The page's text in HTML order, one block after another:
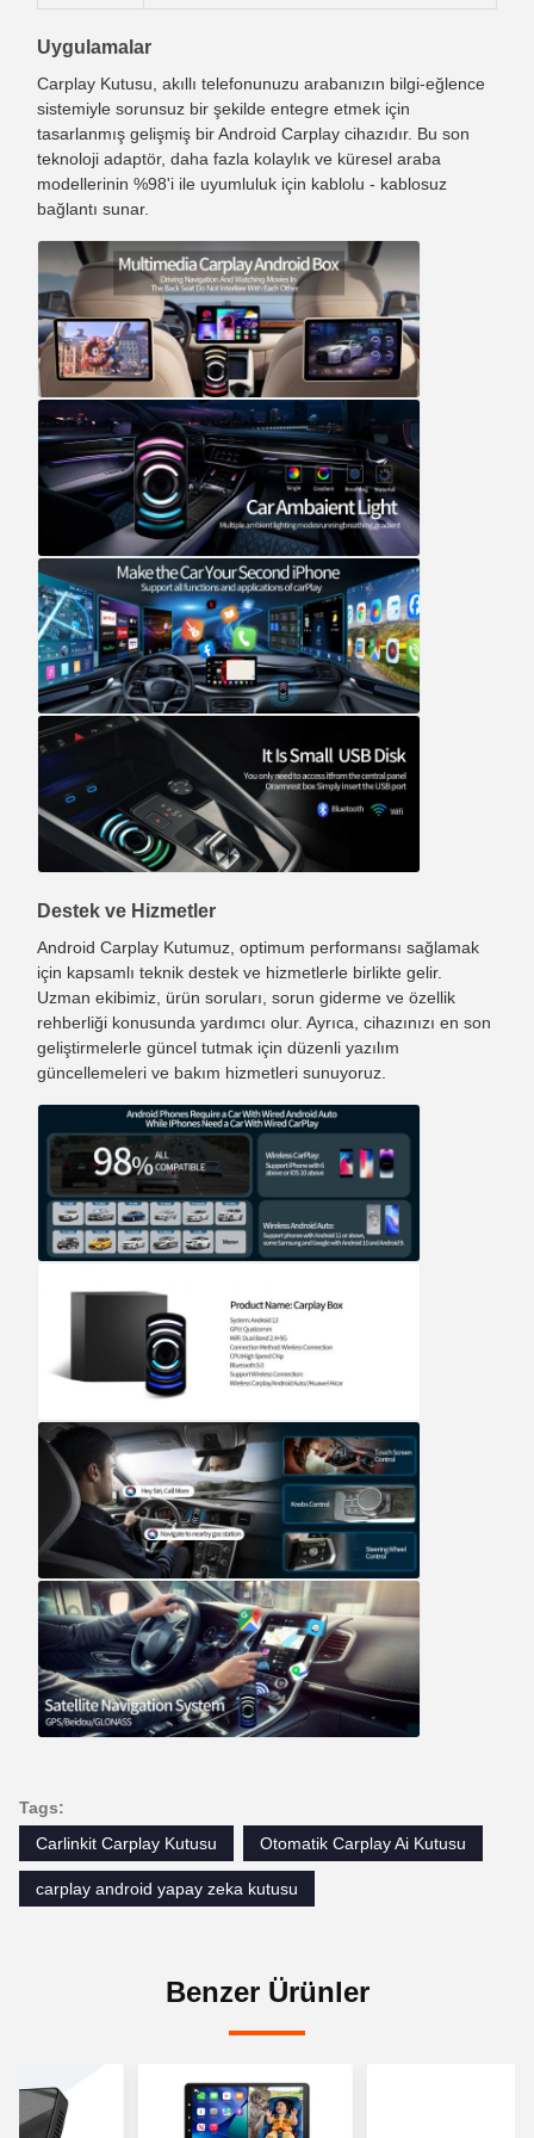
Uygulamalar
Carplay Kutusu, akıllı telefonunuzu arabanızın bilgi-eğlence
sistemiyle sorunsuz bir şekilde entegre etmek için
tasarlanmış gelişmiş bir Android Carplay cihazıdır. Bu son
teknoloji adaptör, daha fazla kolaylık ve küresel araba
modellerinin %98'i ile uyumluluk için kablolu - kablosuz
bağlantı sunar.
Destek ve Hizmetler
Android Carplay Kutumuz, optimum performansı sağlamak
için kapsamlı teknik destek ve hizmetlerle birlikte gelir.
Uzman ekibimiz, ürün soruları, sorun giderme ve özellik
rehberliği konusunda yardımcı olur. Ayrıca, cihazınızı en son
geliştirmelerle güncel tutmak için düzenli yazılım
güncellemeleri ve bakım hizmetleri sunuyoruz.
Tags:
Carlinkit Carplay Kutusu
Otomatik Carplay Ai Kutusu
carplay android yapay zeka kutusu
Benzer Ürünler